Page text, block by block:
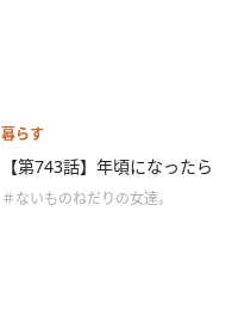
暮らす
【第743話】年頃になったら
＃ないものねだりの女達。